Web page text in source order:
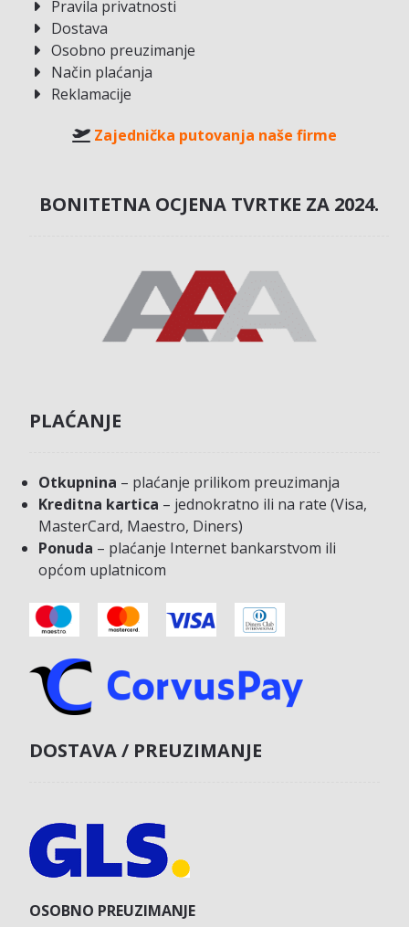
Pravila privatnosti
Dostava
Osobno preuzimanje
Način plaćanja
Reklamacije
Zajednička putovanja naše firme
BONITETNA OCJENA TVRTKE ZA 2024.
PLAĆANJE
Otkupnina – plaćanje prilikom preuzimanja
Kreditna kartica – jednokratno ili na rate (Visa,
MasterCard, Maestro, Diners)
Ponuda – plaćanje Internet bankarstvom ili
općom uplatnicom
DOSTAVA / PREUZIMANJE
OSOBNO PREUZIMANJE